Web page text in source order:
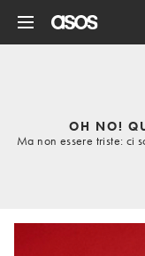
OH NO!
Ma non essere triste: ci